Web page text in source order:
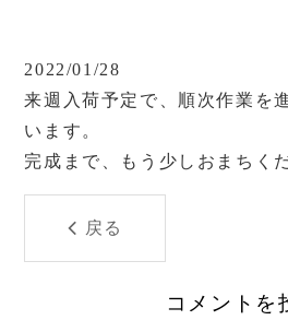
2022/01/28
来週入荷予定で、順次作業を
います。
完成まで、もう少しおまちく
戻る
コメントを